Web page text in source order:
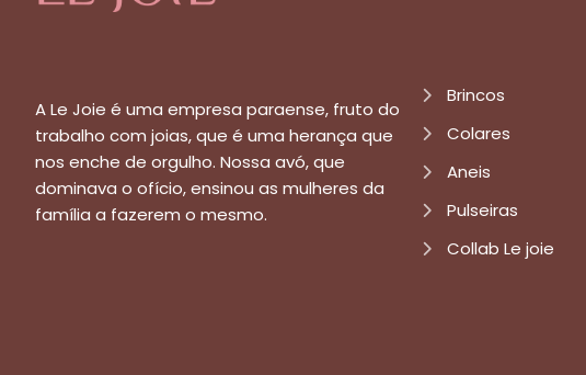
A Le Joie é uma empresa paraense, fruto do
trabalho com joias, que é uma herança que
nos enche de orgulho. Nossa avó, que
dominava o ofício, ensinou as mulheres da
família a fazerem o mesmo.
Brincos
Colares
Aneis
Pulseiras
Collab Le joie